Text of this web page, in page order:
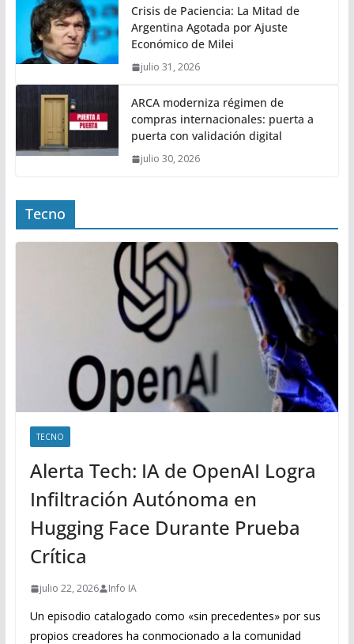
Crisis de Paciencia: La Mitad de
Argentina Agotada por Ajuste
Económico de Milei
julio 31, 2026
ARCA moderniza régimen de
compras internacionales: puerta a
puerta con validación digital
julio 30, 2026
Tecno
TECNO
Alerta Tech: IA de OpenAI Logra
Infiltración Autónoma en
Hugging Face Durante Prueba
Crítica
julio 22, 2026 Info IA
Un episodio catalogado como «sin precedentes» por sus
propios creadores ha conmocionado a la comunidad